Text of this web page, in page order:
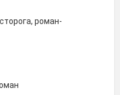
роман-